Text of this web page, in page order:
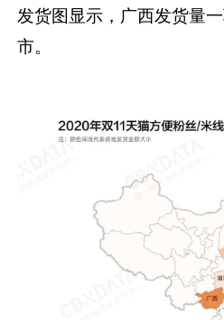
发货图显示，广西发货量
市。